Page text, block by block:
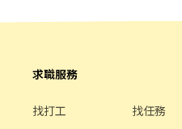
求職服務
找打工 找任務